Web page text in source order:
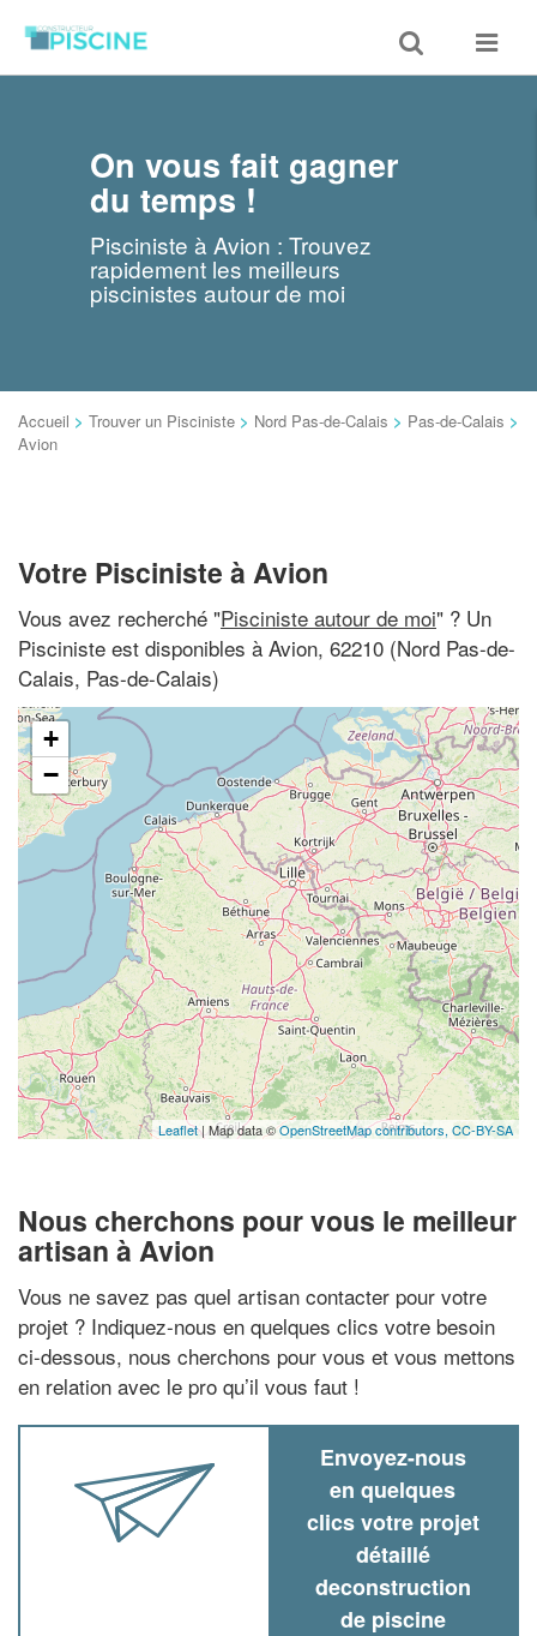
Toggle
search
Toggle
On vous fait gagner
du temps !
Pisciniste à Avion : Trouvez
rapidement les meilleurs
piscinistes autour de moi
Accueil > Trouver un Pisciniste > Nord Pas-de-Calais > Pas-de-Calais >
Avion
Votre Pisciniste à Avion
Vous avez recherché "Pisciniste autour de moi" ? Un
Pisciniste est disponibles à Avion, 62210 (Nord Pas-de-
Calais, Pas-de-Calais)
+
−
Leaflet| Map data ©OpenStreetMap contributors, CC-BY-SA
Nous cherchons pour vous le meilleur
artisan à Avion
Vous ne savez pas quel artisan contacter pour votre
projet ? Indiquez-nous en quelques clics votre besoin
ci-dessous, nous cherchons pour vous et vous mettons
en relation avec le pro qu’il vous faut !
Envoyez-nous
en quelques
clics votre projet
détaillé
deconstruction
de piscine